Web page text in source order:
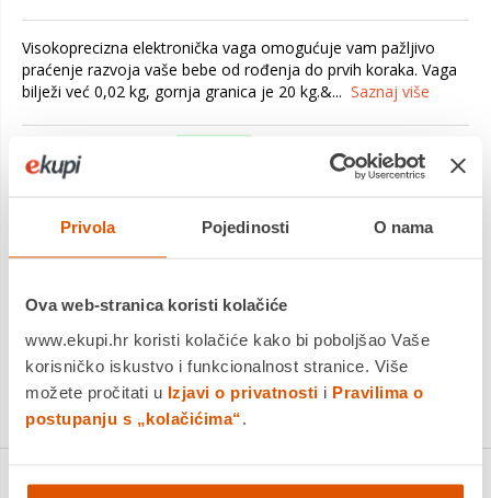
Privola Pojedinosti O nama
Ova web-stranica koristi kolačiće
www.ekupi.hr koristi kolačiće kako bi poboljšao Vaše
korisničko iskustvo i funkcionalnost stranice. Više
možete pročitati u Izjavi o privatnosti i Pravilima o
postupanju s „kolačićima“
Visokoprecizna elektronička vaga omogućuje vam pažljivo
praćenje razvoja vaše bebe od rođenja do prvih koraka. Vaga
bilježi već 0,02 kg, gornja granica je 20 kg.&... Saznaj više
Platite gotovinom pri preuzimanju, Internet bankarstvom, karticama
jednokratno i na rate
KUPITE ODMAH
Detalji proizvoda